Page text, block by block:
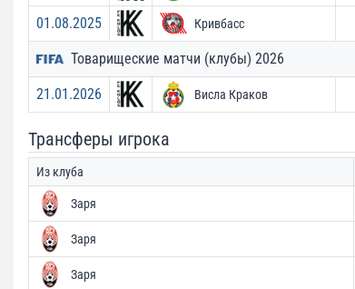
01.08.2025 Кривбасс
Товарищеские матчи (клубы) 2026
21.01.2026 Висла Краков
Трансферы игрока
Из клуба
Заря
Заря
Заря